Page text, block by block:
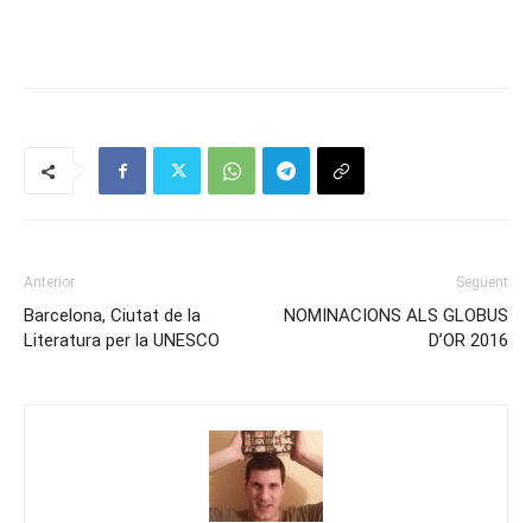
Anterior
Barcelona, Ciutat de la
Literatura per la UNESCO
Següent
NOMINACIONS ALS GLOBUS
D’OR 2016